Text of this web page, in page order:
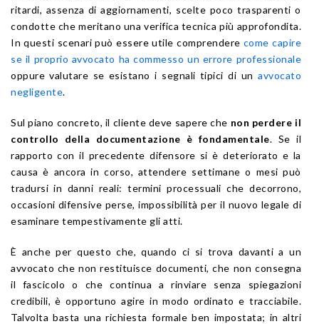
ritardi, assenza di aggiornamenti, scelte poco trasparenti o
condotte che meritano una verifica tecnica più approfondita.
In questi scenari può essere utile comprendere come capire
se il proprio avvocato ha commesso un errore professionale
oppure valutare se esistano i segnali tipici di un avvocato
negligente.
Sul piano concreto, il cliente deve sapere che non perdere il
controllo della documentazione è fondamentale. Se il
rapporto con il precedente difensore si è deteriorato e la
causa è ancora in corso, attendere settimane o mesi può
tradursi in danni reali: termini processuali che decorrono,
occasioni difensive perse, impossibilità per il nuovo legale di
esaminare tempestivamente gli atti.
È anche per questo che, quando ci si trova davanti a un
avvocato che non restituisce documenti, che non consegna
il fascicolo o che continua a rinviare senza spiegazioni
credibili, è opportuno agire in modo ordinato e tracciabile.
Talvolta basta una richiesta formale ben impostata; in altri